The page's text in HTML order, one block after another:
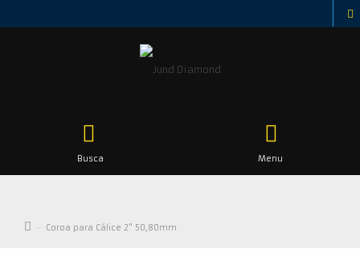
Menu
Busca
Coroa para Cálice 2" 50,80mm